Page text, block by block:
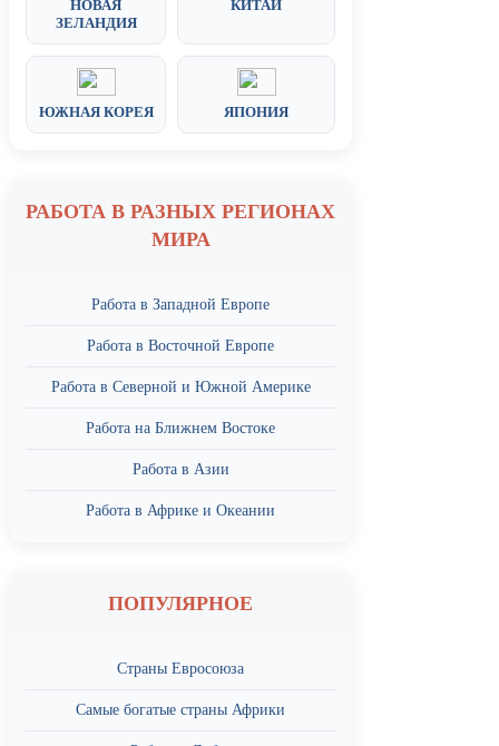
НОВАЯ
ЗЕЛАНДИЯ
КИТАЙ
ЮЖНАЯ КОРЕЯ ЯПОНИЯ
РАБОТА В РАЗНЫХ РЕГИОНАХ
МИРА
Работа в Западной Европе
Работа в Восточной Европе
Работа в Северной и Южной Америке
Работа на Ближнем Востоке
Работа в Азии
Работа в Африке и Океании
ПОПУЛЯРНОЕ
Страны Евросоюза
Самые богатые страны Африки